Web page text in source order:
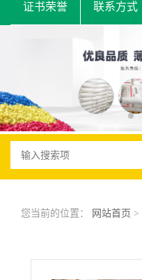
证书荣誉 联系方式
您当前的位置： 网站首页 >